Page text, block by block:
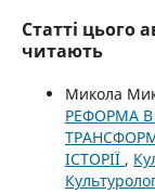
Статті цього
читають
Микола
РЕФОРМА В
ІСТОРІЇ ,